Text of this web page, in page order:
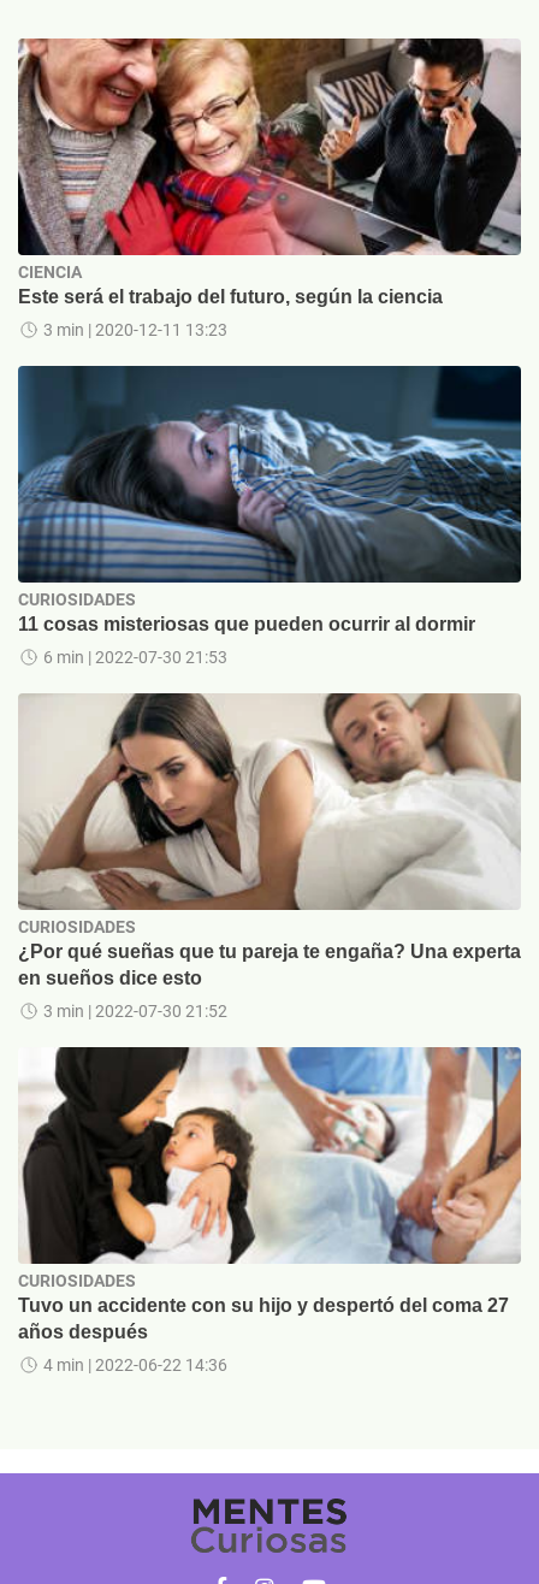
CIENCIA
Este será el trabajo del futuro, según la ciencia
3 min | 2020-12-11 13:23
CURIOSIDADES
11 cosas misteriosas que pueden ocurrir al dormir
6 min | 2022-07-30 21:53
CURIOSIDADES
¿Por qué sueñas que tu pareja te engaña? Una experta
en sueños dice esto
3 min | 2022-07-30 21:52
CURIOSIDADES
Tuvo un accidente con su hijo y despertó del coma 27
años después
4 min | 2022-06-22 14:36